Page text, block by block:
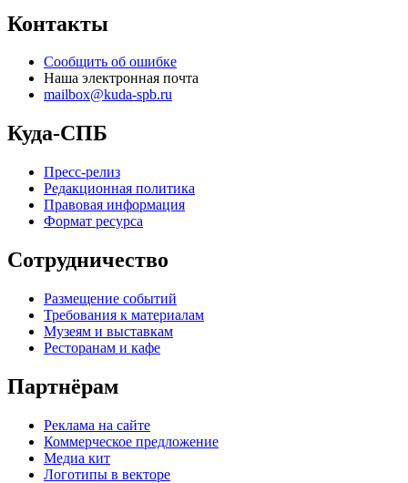
Контакты
Сообщить об ошибке
Наша электронная почта
mailbox@kuda-spb.ru
Куда-СПБ
Пресс-релиз
Редакционная политика
Правовая информация
Формат ресурса
Сотрудничество
Размещение событий
Требования к материалам
Музеям и выставкам
Ресторанам и кафе
Партнёрам
Реклама на сайте
Коммерческое предложение
Медиа кит
Логотипы в векторе